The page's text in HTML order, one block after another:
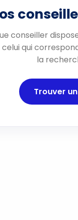
conseiller
qui
la
Trouver